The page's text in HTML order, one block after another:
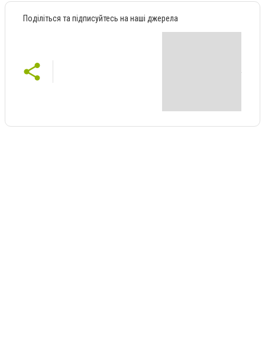
Поділіться та підписуйтесь на наші джерела